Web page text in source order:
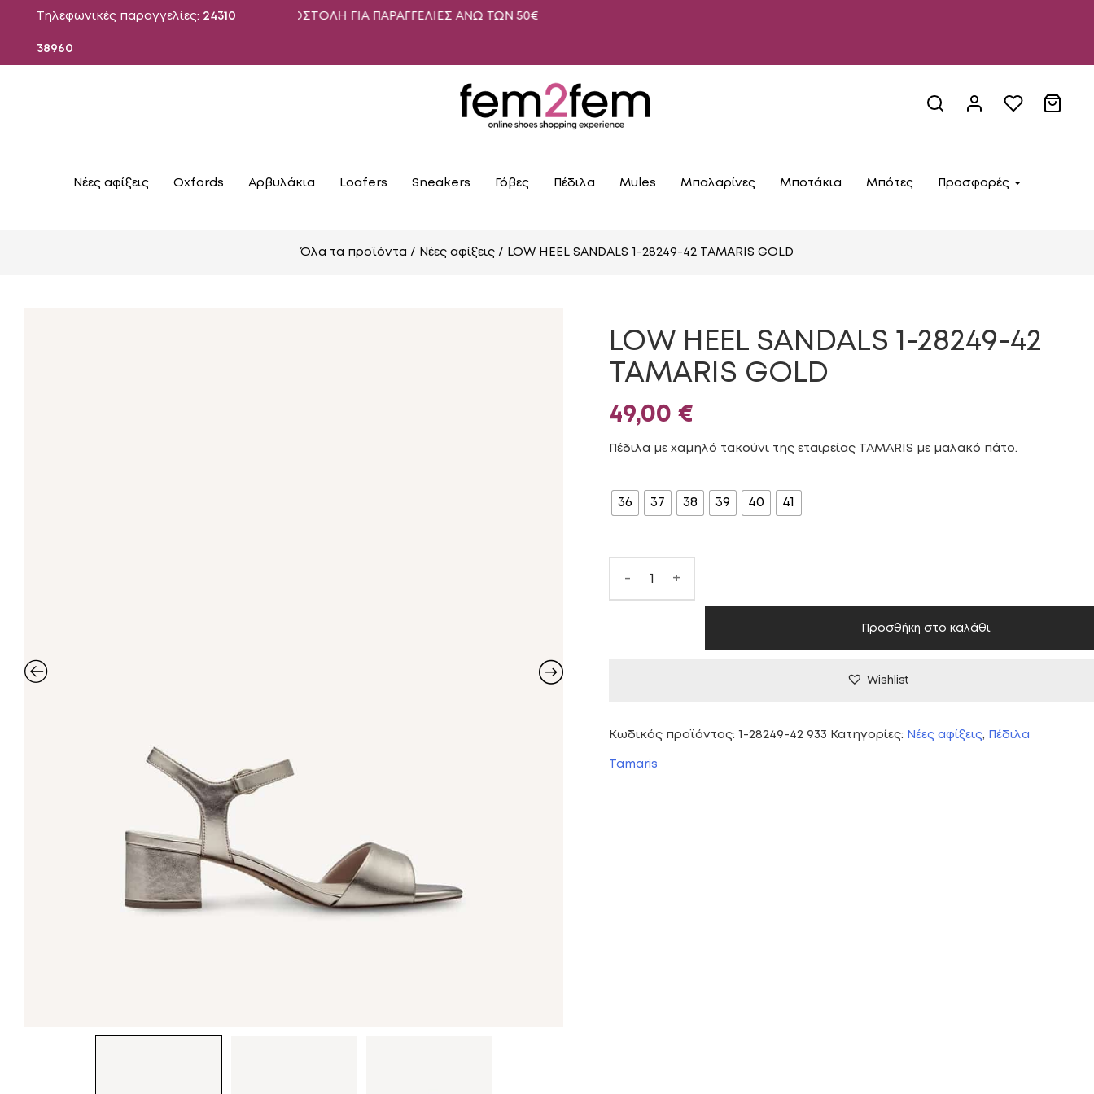
Τηλεφωνικές παραγγελίες: 24310
38960
ΔΩΡΕΑΝ ΑΠΟΣΤΟΛΗ ΓΙΑ ΠΑΡΑΓΓΕΛΙΕΣ ΑΝΩ ΤΩΝ 50€
Νέες αφίξεις Oxfords Αρβυλάκια Loafers Sneakers Γόβες Πέδιλα Mules Μπαλαρίνες Μποτάκια Μπότες Προσφορές
Όλα τα προϊόντα / Νέες αφίξεις / LOW HEEL SANDALS 1-28249-42 TAMARIS GOLD
LOW HEEL SANDALS 1-28249-42
TAMARIS GOLD
49,00 €
Πέδιλα με χαμηλό τακούνι της εταιρείας TAMARIS με μαλακό πάτο.
36 37 38 39 40 41
- +
Προσθήκη στο καλάθι
Wishlist
Κωδικός προϊόντος: 1-28249-42 933 Κατηγορίες: Νέες αφίξεις, Πέδιλα
Tamaris